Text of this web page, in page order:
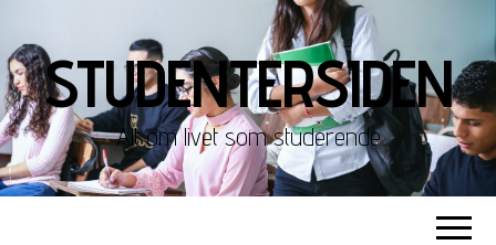
STUDENTERSIDEN
Alt om livet som studerende